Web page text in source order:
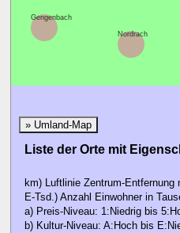
Nordrach
Gengenbach
» Umland-Map
Liste der Orte mit
km) Luftlinie Zentrum-Entfernung
E-Tsd.) Anzahl Einwohner in
a) Preis-Niveau: 1:Niedrig bis
b) Kultur-Niveau: A:Hoch bis